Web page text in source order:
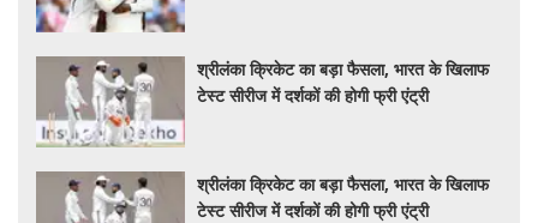
श्रीलंका क्रिकेट का बड़ा फैसला, भारत के खिलाफ
टेस्ट सीरीज में दर्शकों की होगी फ्री एंट्री
श्रीलंका क्रिकेट का बड़ा फैसला, भारत के खिलाफ
टेस्ट सीरीज में दर्शकों की होगी फ्री एंट्री